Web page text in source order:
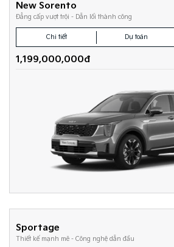
New Sorento
Đẳng cấp vượt trội - Dẫn lối thành công
Chi tiết Dự toán
1,199,000,000đ
Sportage
Thiết kế mạnh mẽ - Công nghệ dẫn đầu